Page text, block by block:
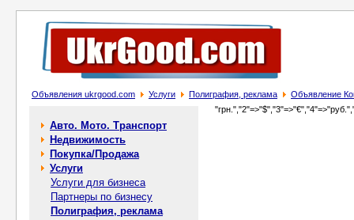
Объявления ukrgood.com Услуги Полиграфия, реклама Объявление
Авто. Мото. Транспорт
Недвижимость
Покупка/Продажа
Услуги
Услуги для бизнеса
Партнеры по бизнесу
Полиграфия, реклама